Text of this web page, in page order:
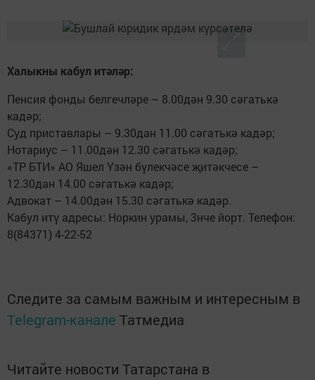
Халыкны кабул итәләр:
Пенсия фонды белгечләре – 8.00дән 9.30 сәгатькә
кадәр;
Суд приставлары – 9.30дан 11.00 сәгатькә кадәр;
Нотариус – 11.00дән 12.30 сәгатькә кадәр;
«ТР БТИ» АО Яшел Үзән бүлекчәсе җитәкчесе –
12.30дан 14.00 сәгатькә кадәр;
Адвокат – 14.00дән 15.30 сәгатькә кадәр.
Кабул итү адресы: Норкин урамы, 3нче йорт. Телефон:
8(84371) 4-22-52
Следите за самым важным и интересным в
Telegram-канале Татмедиа
Читайте новости Татарстана в